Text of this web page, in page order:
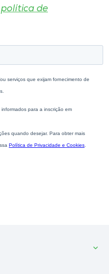
política de